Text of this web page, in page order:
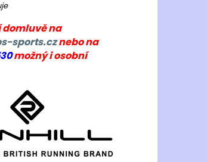
domluvě na
sports.cznebo na
možný i osobní